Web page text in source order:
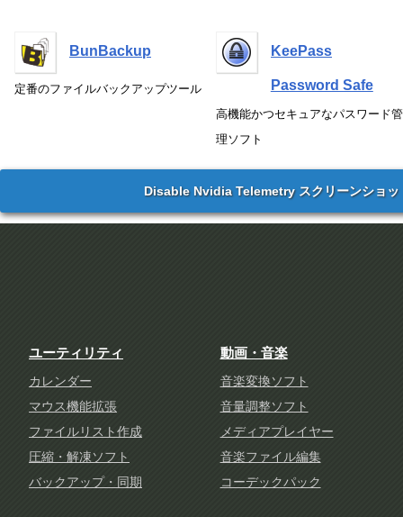
BunBackup
定番のファイルバックアップツール
KeePass
Password Safe
高機能かつセキュアなパスワード管
理ソフト
Disable Nvidia Telemetry スクリーンショッ
ユーティリティ
カレンダー
マウス機能拡張
ファイルリスト作成
圧縮・解凍ソフト
バックアップ・同期
動画・音楽
音楽変換ソフト
音量調整ソフト
メディアプレイヤー
音楽ファイル編集
コーデックパック